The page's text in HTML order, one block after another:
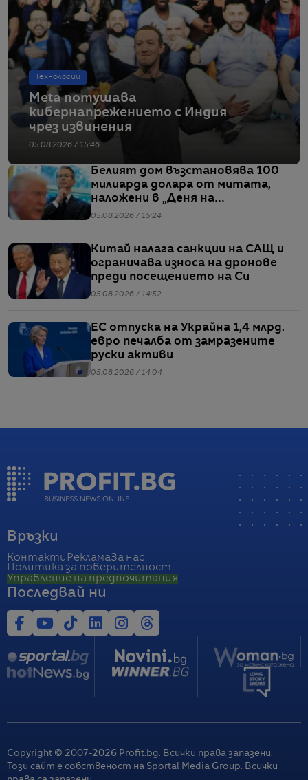
Технологии
Meta потушава
кибернапрежението с Индия
чрез извинения
05.08.2026 / 15:46
Белият дом възстановява 100
милиарда долара от митата,
наложени в „Деня на
освобождението“
05.08.2026 / 15:24
Китай налага санкции на САЩ и
ограничава износа на дронове
преди посещението на Си
05.08.2026 / 14:52
ЕС отпуска на Украйна 1,4 млрд.
евро печалба от замразените
руски активи
05.08.2026 / 14:04
Връзки
Контакти РекламаЗа нас
Политика за поверителност
Управление на предпочитания
Последвай ни
Copyright © 2007-2026 Profit.bg. Всички права запазени.
Този сайт е собственост на Sportal Media Group. Всички